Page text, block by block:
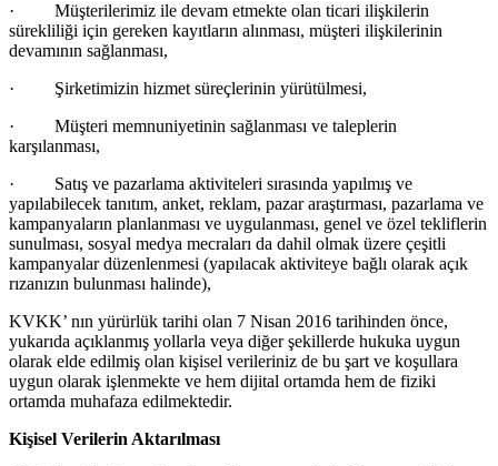
·
Müşterilerimiz ile devam etmekte olan ticari ilişkilerin
sürekliliği için gereken kayıtların alınması, müşteri ilişkilerinin
devamının sağlanması,
·
Şirketimizin hizmet süreçlerinin yürütülmesi,
·
Müşteri memnuniyetinin sağlanması ve taleplerin
karşılanması,
·
Satış ve pazarlama aktiviteleri sırasında yapılmış ve
yapılabilecek tanıtım, anket, reklam, pazar araştırması, pazarlama ve
kampanyaların planlanması ve uygulanması, genel ve özel tekliflerin
sunulması, sosyal medya mecraları da dahil olmak üzere çeşitli
kampanyalar düzenlenmesi (yapılacak aktiviteye bağlı olarak açık
rızanızın bulunması halinde),
KVKK’ nın yürürlük tarihi olan 7 Nisan 2016 tarihinden önce,
yukarıda açıklanmış yollarla veya diğer şekillerde hukuka uygun
olarak elde edilmiş olan kişisel verileriniz de bu şart ve koşullara
uygun olarak işlenmekte ve hem dijital ortamda hem de fiziki
ortamda muhafaza edilmektedir.
Kişisel Verilerin Aktarılması